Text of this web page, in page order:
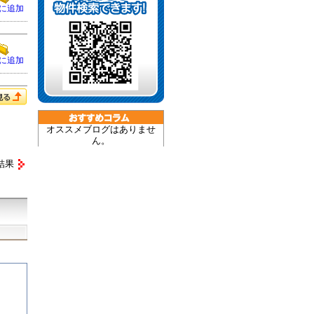
オススメブログはありませ
ん。
追加
追加
果